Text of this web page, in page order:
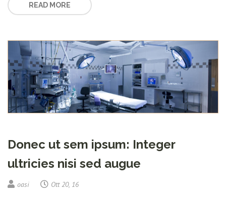
READ MORE
Donec ut sem ipsum: Integer
ultricies nisi sed augue
oasi Ott 20, 16